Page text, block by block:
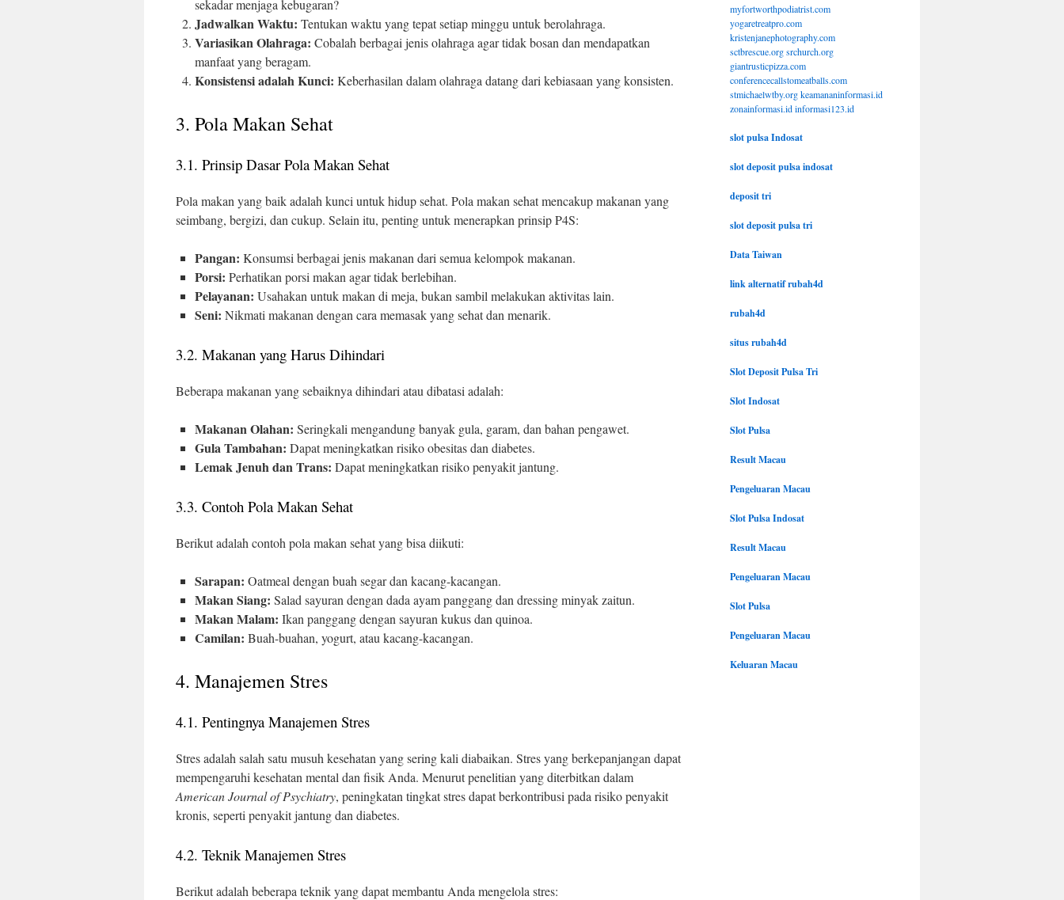
sekadar menjaga kebugaran?
Jadwalkan Waktu: Tentukan waktu yang tepat setiap minggu untuk berolahraga.
Variasikan Olahraga: Cobalah berbagai jenis olahraga agar tidak bosan dan mendapatkan
manfaat yang beragam.
Konsistensi adalah Kunci: Keberhasilan dalam olahraga datang dari kebiasaan yang konsisten.
3. Pola Makan Sehat
3.1. Prinsip Dasar Pola Makan Sehat
Pola makan yang baik adalah kunci untuk hidup sehat. Pola makan sehat mencakup makanan yang
seimbang, bergizi, dan cukup. Selain itu, penting untuk menerapkan prinsip P4S:
Pangan: Konsumsi berbagai jenis makanan dari semua kelompok makanan.
Porsi: Perhatikan porsi makan agar tidak berlebihan.
Pelayanan: Usahakan untuk makan di meja, bukan sambil melakukan aktivitas lain.
Seni: Nikmati makanan dengan cara memasak yang sehat dan menarik.
3.2. Makanan yang Harus Dihindari
Beberapa makanan yang sebaiknya dihindari atau dibatasi adalah:
Makanan Olahan: Seringkali mengandung banyak gula, garam, dan bahan pengawet.
Gula Tambahan: Dapat meningkatkan risiko obesitas dan diabetes.
Lemak Jenuh dan Trans: Dapat meningkatkan risiko penyakit jantung.
3.3. Contoh Pola Makan Sehat
Berikut adalah contoh pola makan sehat yang bisa diikuti:
Sarapan: Oatmeal dengan buah segar dan kacang-kacangan.
Makan Siang: Salad sayuran dengan dada ayam panggang dan dressing minyak zaitun.
Makan Malam: Ikan panggang dengan sayuran kukus dan quinoa.
Camilan: Buah-buahan, yogurt, atau kacang-kacangan.
4. Manajemen Stres
4.1. Pentingnya Manajemen Stres
Stres adalah salah satu musuh kesehatan yang sering kali diabaikan. Stres yang berkepanjangan dapat
mempengaruhi kesehatan mental dan fisik Anda. Menurut penelitian yang diterbitkan dalam
American Journal of Psychiatry, peningkatan tingkat stres dapat berkontribusi pada risiko penyakit
kronis, seperti penyakit jantung dan diabetes.
4.2. Teknik Manajemen Stres
Berikut adalah beberapa teknik yang dapat membantu Anda mengelola stres:
myfortworthpodiatrist.com
yogaretreatpro.com
kristenjanephotography.com
sctbrescue.orgsrchurch.org
giantrusticpizza.com
conferencecallstomeatballs.com
stmichaelwtby.orgkeamananinformasi.id
zonainformasi.idinformasi123.id
slot pulsa Indosat
slot deposit pulsa indosat
deposit tri
slot deposit pulsa tri
Data Taiwan
link alternatif rubah4d
rubah4d
situs rubah4d
Slot Deposit Pulsa Tri
Slot Indosat
Slot Pulsa
Result Macau
Pengeluaran Macau
Slot Pulsa Indosat
Result Macau
Pengeluaran Macau
Slot Pulsa
Pengeluaran Macau
Keluaran Macau